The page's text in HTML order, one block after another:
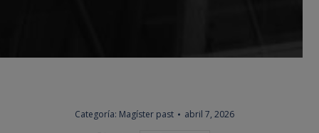
Categoría: Magíster past
abril 7, 2026